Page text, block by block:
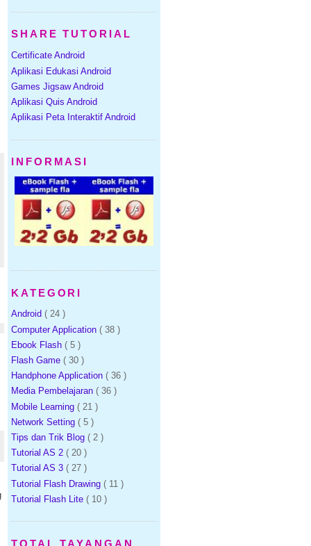
SHARE TUTORIAL
Certificate Android
Aplikasi Edukasi Android
Games Jigsaw Android
Aplikasi Quis Android
Aplikasi Peta Interaktif Android
INFORMASI
KATEGORI
Android ( 24 )
Computer Application ( 38 )
Ebook Flash ( 5 )
Flash Game ( 30 )
Handphone Application ( 36 )
Media Pembelajaran ( 36 )
Mobile Learning ( 21 )
Network Setting ( 5 )
Tips dan Trik Blog ( 2 )
Tutorial AS 2 ( 20 )
Tutorial AS 3 ( 27 )
Tutorial Flash Drawing ( 11 )
Tutorial Flash Lite ( 10 )